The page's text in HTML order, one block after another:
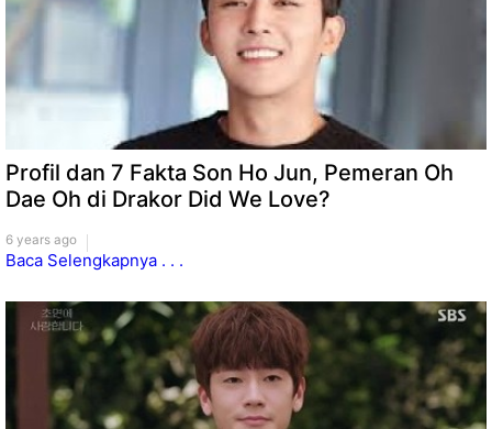
Profil dan 7 Fakta Son Ho Jun, Pemeran Oh
Dae Oh di Drakor Did We Love?
6 years ago
Baca Selengkapnya . . .